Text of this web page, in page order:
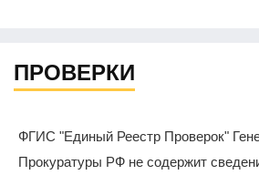
ПРОВЕРКИ
ФГИС "Единый Реестр Проверок"
Прокуратуры РФ не содержит